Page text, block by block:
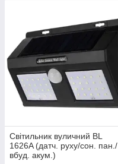
Світильник вуличний BL
1626A (датч. руху/сон. пан./
вбуд. акум.)